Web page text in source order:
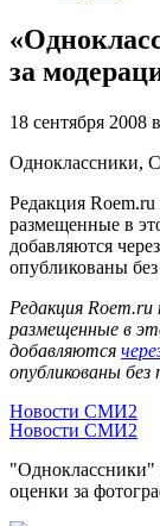
за
18 сентября 2008
Одноклассники,
Редакция Roem.ru
размещенные в
добавляются
опубликованы
Редакция
размещенные в
добавляются
опубликованы
Новости СМИ2
Новости СМИ2
"Одноклассники"
оценки за